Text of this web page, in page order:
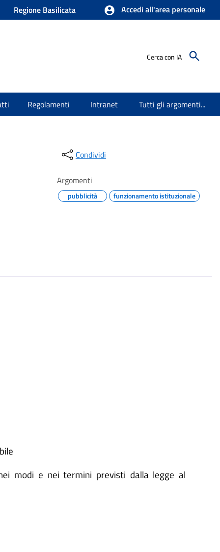
Regione Basilicata Accedi all'area personale
Cerca con IA
Regolamenti Intranet Tutti gli argomenti...
Condividi
Argomenti
pubblicità funzionamento istituzionale
modi e nei termini previsti dalla legge al